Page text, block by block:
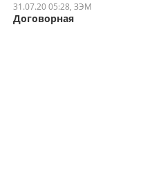
31.07.20 05:28 , ЗЭМ
Договорная